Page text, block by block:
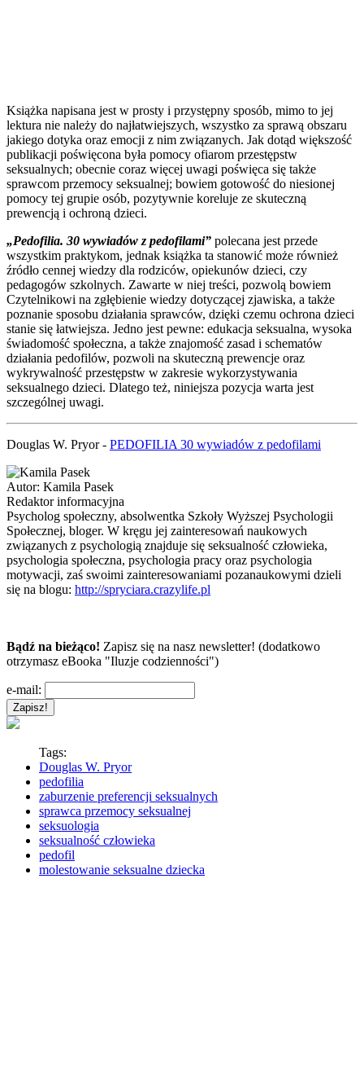
Książka napisana jest w prosty i przystępny sposób, mimo to jej
lektura nie należy do najłatwiejszych, wszystko za sprawą obszaru
jakiego dotyka oraz emocji z nim związanych. Jak dotąd większość
publikacji poświęcona była pomocy ofiarom przestępstw
seksualnych; obecnie coraz więcej uwagi poświęca się także
sprawcom przemocy seksualnej; bowiem gotowość do niesionej
pomocy tej grupie osób, pozytywnie koreluje ze skuteczną
prewencją i ochroną dzieci.
„Pedofilia. 30 wywiadów z pedofilami” polecana jest przede
wszystkim praktykom, jednak książka ta stanowić może również
źródło cennej wiedzy dla rodziców, opiekunów dzieci, czy
pedagogów szkolnych. Zawarte w niej treści, pozwolą bowiem
Czytelnikowi na zgłębienie wiedzy dotyczącej zjawiska, a także
poznanie sposobu działania sprawców, dzięki czemu ochrona dzieci
stanie się łatwiejsza. Jedno jest pewne: edukacja seksualna, wysoka
świadomość społeczna, a także znajomość zasad i schematów
działania pedofilów, pozwoli na skuteczną prewencje oraz
wykrywalność przestępstw w zakresie wykorzystywania
seksualnego dzieci. Dlatego też, niniejsza pozycja warta jest
szczególnej uwagi.
Douglas W. Pryor - PEDOFILIA 30 wywiadów z pedofilami
Autor: Kamila Pasek
Redaktor informacyjna
Psycholog społeczny, absolwentka Szkoły Wyższej Psychologii
Społecznej, bloger. W kręgu jej zainteresowań naukowych
związanych z psychologią znajduje się seksualność człowieka,
psychologia społeczna, psychologia pracy oraz psychologia
motywacji, zaś swoimi zainteresowaniami pozanaukowymi dzieli
się na blogu: http://spryciara.crazylife.pl
Bądź na bieżąco! Zapisz się na nasz newsletter! (dodatkowo
otrzymasz eBooka "Iluzje codzienności")
e-mail:
Tags:
Douglas W. Pryor
pedofilia
zaburzenie preferencji seksualnych
sprawca przemocy seksualnej
seksuologia
seksualność człowieka
pedofil
molestowanie seksualne dziecka